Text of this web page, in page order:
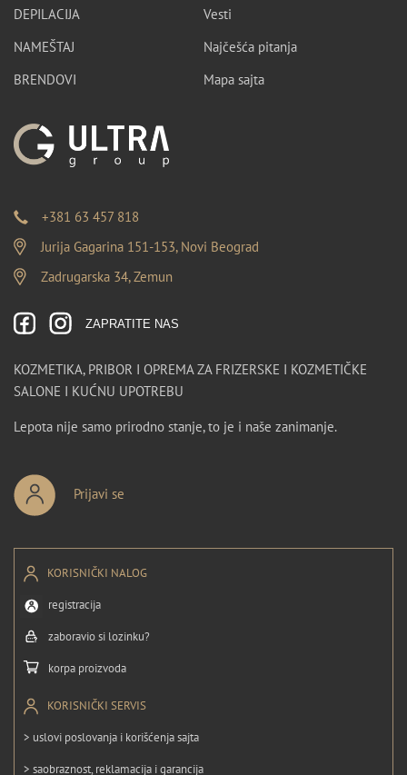
DEPILACIJA
NAMEŠTAJ
BRENDOVI
Vesti
Najčešća pitanja
Mapa sajta
+381 63 457 818
Jurija Gagarina 151-153, Novi Beograd
Zadrugarska 34, Zemun
ZAPRATITE NAS
KOZMETIKA, PRIBOR I OPREMA ZA FRIZERSKE I KOZMETIČKE
SALONE I KUĆNU UPOTREBU
Lepota nije samo prirodno stanje, to je i naše zanimanje.
Prijavi se
KORISNIČKI NALOG
registracija
zaboravio si lozinku?
korpa proizvoda
KORISNIČKI SERVIS
> uslovi poslovanja i korišćenja sajta
> saobraznost, reklamacija i garancija